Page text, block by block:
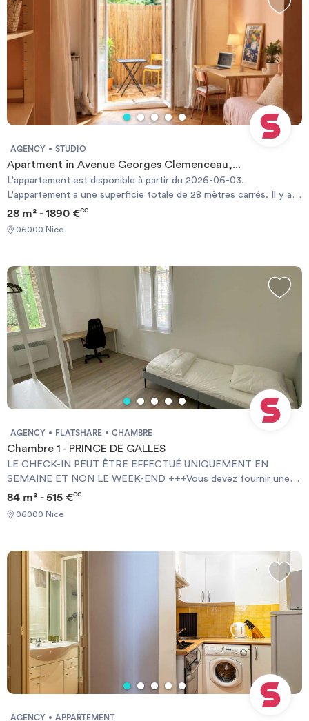
AGENCY STUDIO
Apartment in Avenue Georges Clemenceau,...
L'appartement est disponible à partir du 2026-06-03.
L'appartement a une superficie totale de 28 mètres carrés. Il y a 1
salle(s) de bain. . Il a aussi 1 salon(s). Les charges de copropriété
ne sont pas incluses dans le loyer. Un séjour minimum de 1 mois
est requis. Il est possible de réserver directement en ligne.
Documents requis: - Carte d'identité - Garanties financières
28 m² - 1890 €CC
06000 Nice
AGENCY FLATSHARE CHAMBRE
Chambre 1 - PRINCE DE GALLES
LE CHECK-IN PEUT ÊTRE EFFECTUÉ UNIQUEMENT EN
SEMAINE ET NON LE WEEK-END +++Vous devez fournir une
Garantie Visale obligatoirement et une assurance habitation+++
[ENG] CHECK-IN CAN ONLY BE DONE ON WEEKDAYS AND
NOT AT WEEKENDS +++You must provide a Visale Guarantee
84 m² - 515 €CC
06000 Nice
AGENCY APPARTEMENT